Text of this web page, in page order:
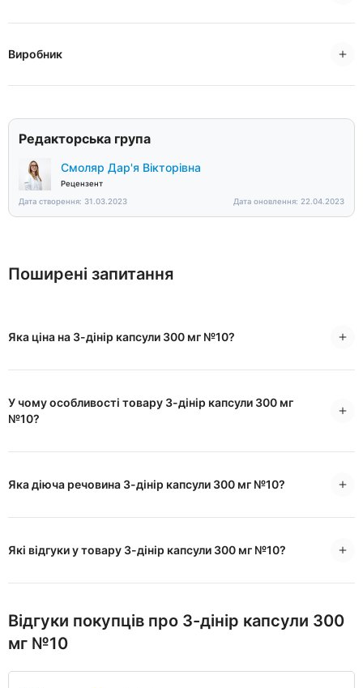
Виробник
Редакторська група
Смоляр Дар'я Вікторівна
Рецензент
Дата створення: 31.03.2023
Дата оновлення: 22.04.2023
Поширені запитання
Яка ціна на 3-дінір капсули 300 мг №10?
У чому особливості товару 3-дінір капсули 300 мг
№10?
Яка діюча речовина 3-дінір капсули 300 мг №10?
Які відгуки у товару 3-дінір капсули 300 мг №10?
Відгуки покупців про 3-дінір капсули 300
мг №10